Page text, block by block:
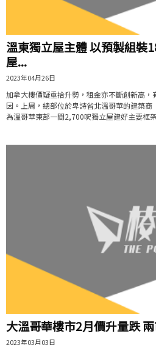
溫東獨立屋主體 以預製組裝
屋...
2023年04月26日
加拿大樓價疑重拾升勢，租金亦不斷創新高
因。上周，總部位於卑詩省北溫哥華的建築
為溫哥華東部一間2,700呎獨立屋建好主要框
大溫哥華樓市2月價升量跌
2023年03月03日